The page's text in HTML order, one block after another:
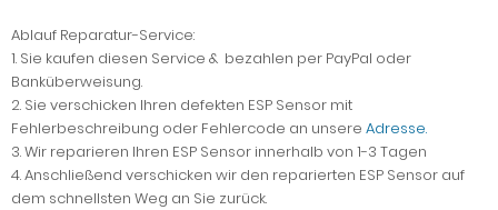
Ablauf Reparatur-Service:
1. Sie kaufen diesen Service & bezahlen per PayPal oder
Banküberweisung.
2. Sie verschicken Ihren defekten ESP Sensor mit
Fehlerbeschreibung oder Fehlercode an unsere Adresse.
3. Wir reparieren Ihren ESP Sensor innerhalb von 1-3 Tagen
4. Anschließend verschicken wir den reparierten ESP Sensor auf
dem schnellsten Weg an Sie zurück.